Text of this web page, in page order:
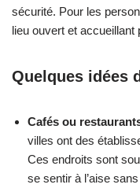
sécurité. Pour les
lieu ouvert et accueillant
Quelques idées
Cafés ou
villes ont des
Ces endroits sont
se sentir à l’aise